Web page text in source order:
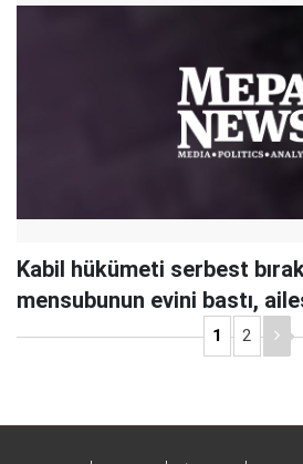
Kabil hükümeti serbest
mensubunun evini bastı,
1 2